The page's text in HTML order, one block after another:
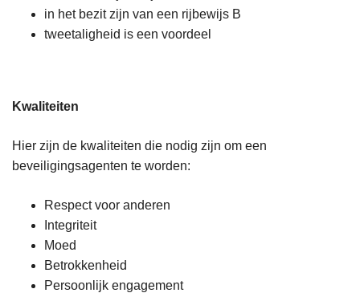
in het bezit zijn van een rijbewijs B
tweetaligheid is een voordeel
Kwaliteiten
Hier zijn de kwaliteiten die nodig zijn om een
beveiligingsagenten te worden:
Respect voor anderen
Integriteit
Moed
Betrokkenheid
Persoonlijk engagement